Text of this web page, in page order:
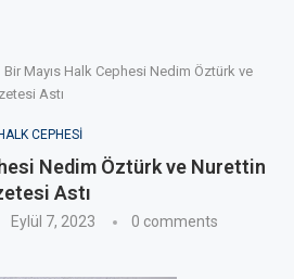
Bir Mayıs Halk Cephesi Nedim Öztürk ve
Astı
HALK CEPHESI
Nedim Öztürk ve Nurettin
Astı
Eylül 7, 2023 0 comments